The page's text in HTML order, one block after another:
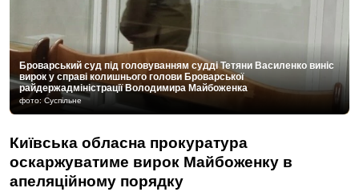
Броварський суд під головуванням судді Тетяни Василенко виніс
вирок у справі колишнього голови Броварської
райдержадміністрації Володимира Майбоженка
фото: Суспільне
Київська обласна прокуратура
оскаржуватиме вирок Майбоженку в
апеляційному порядку